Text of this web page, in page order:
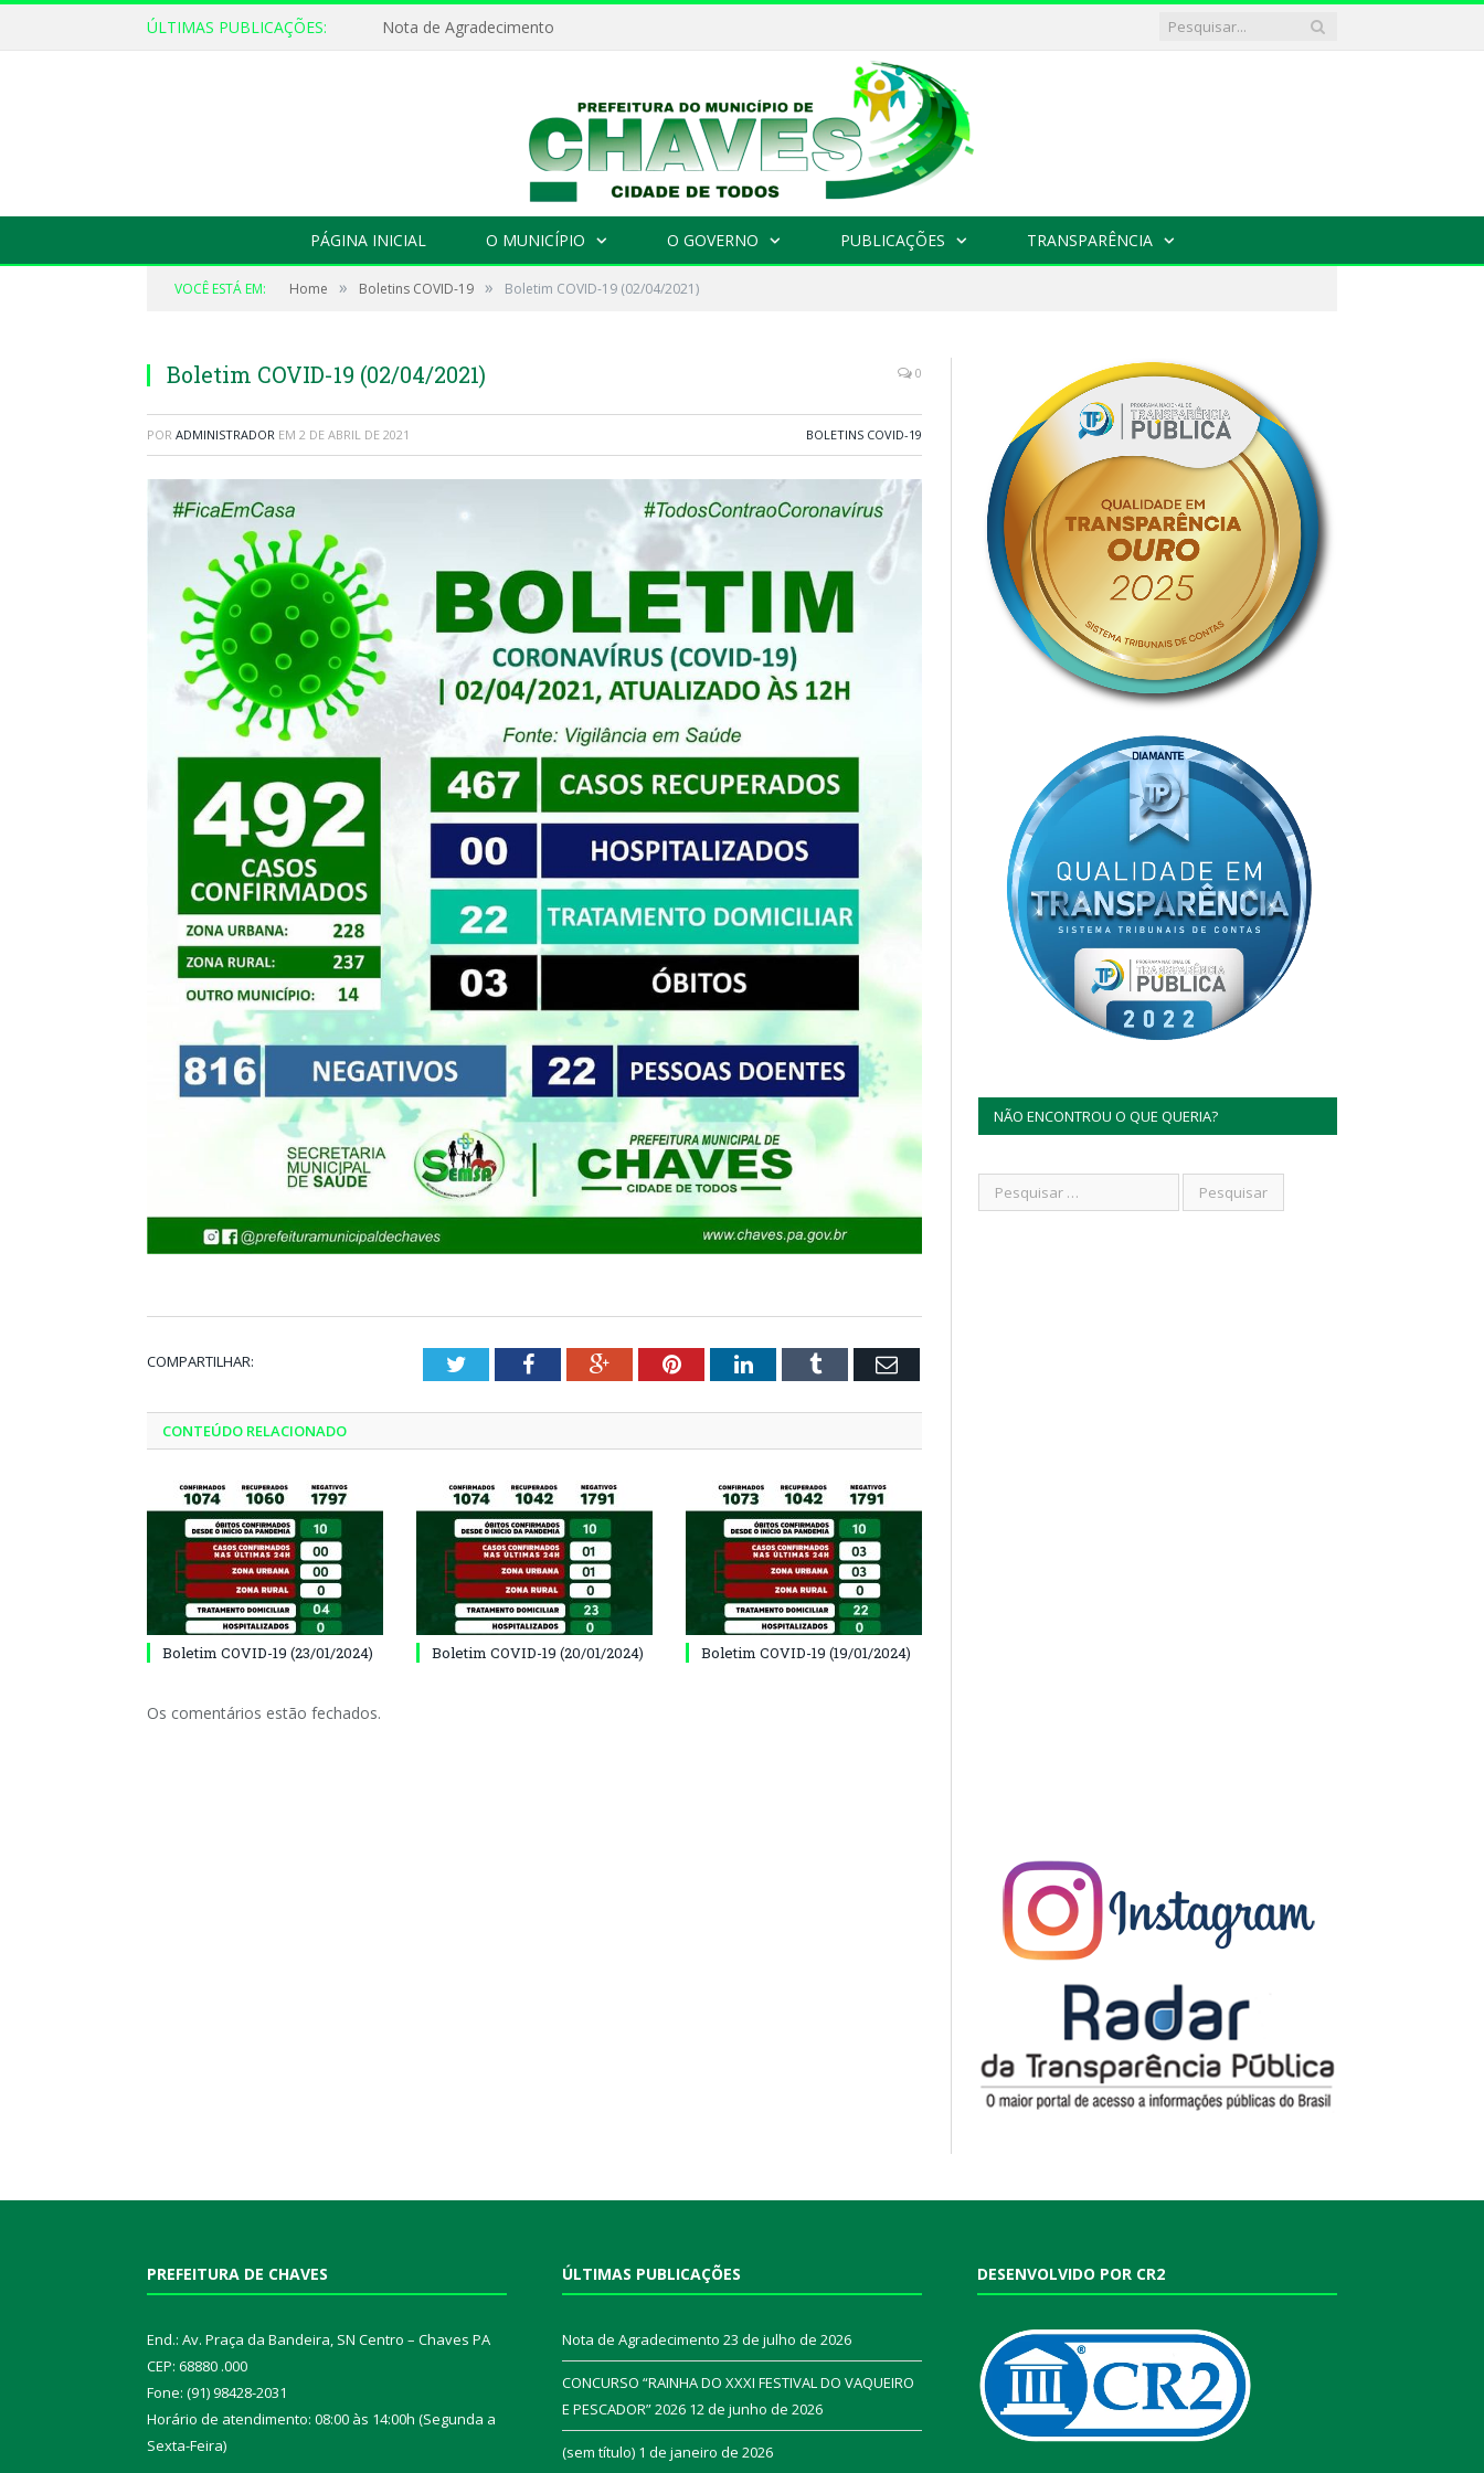
ÚLTIMAS PUBLICAÇÕES: Nota de Agradecimento
PÁGINA INICIAL O MUNICÍPIO O GOVERNO PUBLICAÇÕES TRANSPARÊNCIA
VOCÊ ESTÁ EM: Home » Boletins COVID-19 » Boletim COVID-19 (02/04/2021)
Boletim COVID-19 (02/04/2021) 0
POR ADMINISTRADOR EM 2 DE ABRIL DE 2021 BOLETINS COVID-19
COMPARTILHAR: TwitterFacebookGoogle+PinterestLinkedInTumblr Email
CONTEÚDO RELACIONADO
Boletim COVID-19 (23/01/2024) Boletim COVID-19 (20/01/2024) Boletim COVID-19 (19/01/2024)
Os comentários estão fechados.
NÃO ENCONTROU O QUE QUERIA?
PREFEITURA DE CHAVES
End.: Av. Praça da Bandeira, SN Centro – Chaves PA
CEP: 68880 .000
Fone: (91) 98428-2031
Horário de atendimento: 08:00 às 14:00h (Segunda a
Sexta-Feira)
ÚLTIMAS PUBLICAÇÕES
Nota de Agradecimento 23 de julho de 2026
CONCURSO “RAINHA DO XXXI FESTIVAL DO VAQUEIRO
E PESCADOR” 2026 12 de junho de 2026
(sem título) 1 de janeiro de 2026
DESENVOLVIDO POR CR2